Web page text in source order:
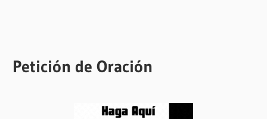
Petición de Oración